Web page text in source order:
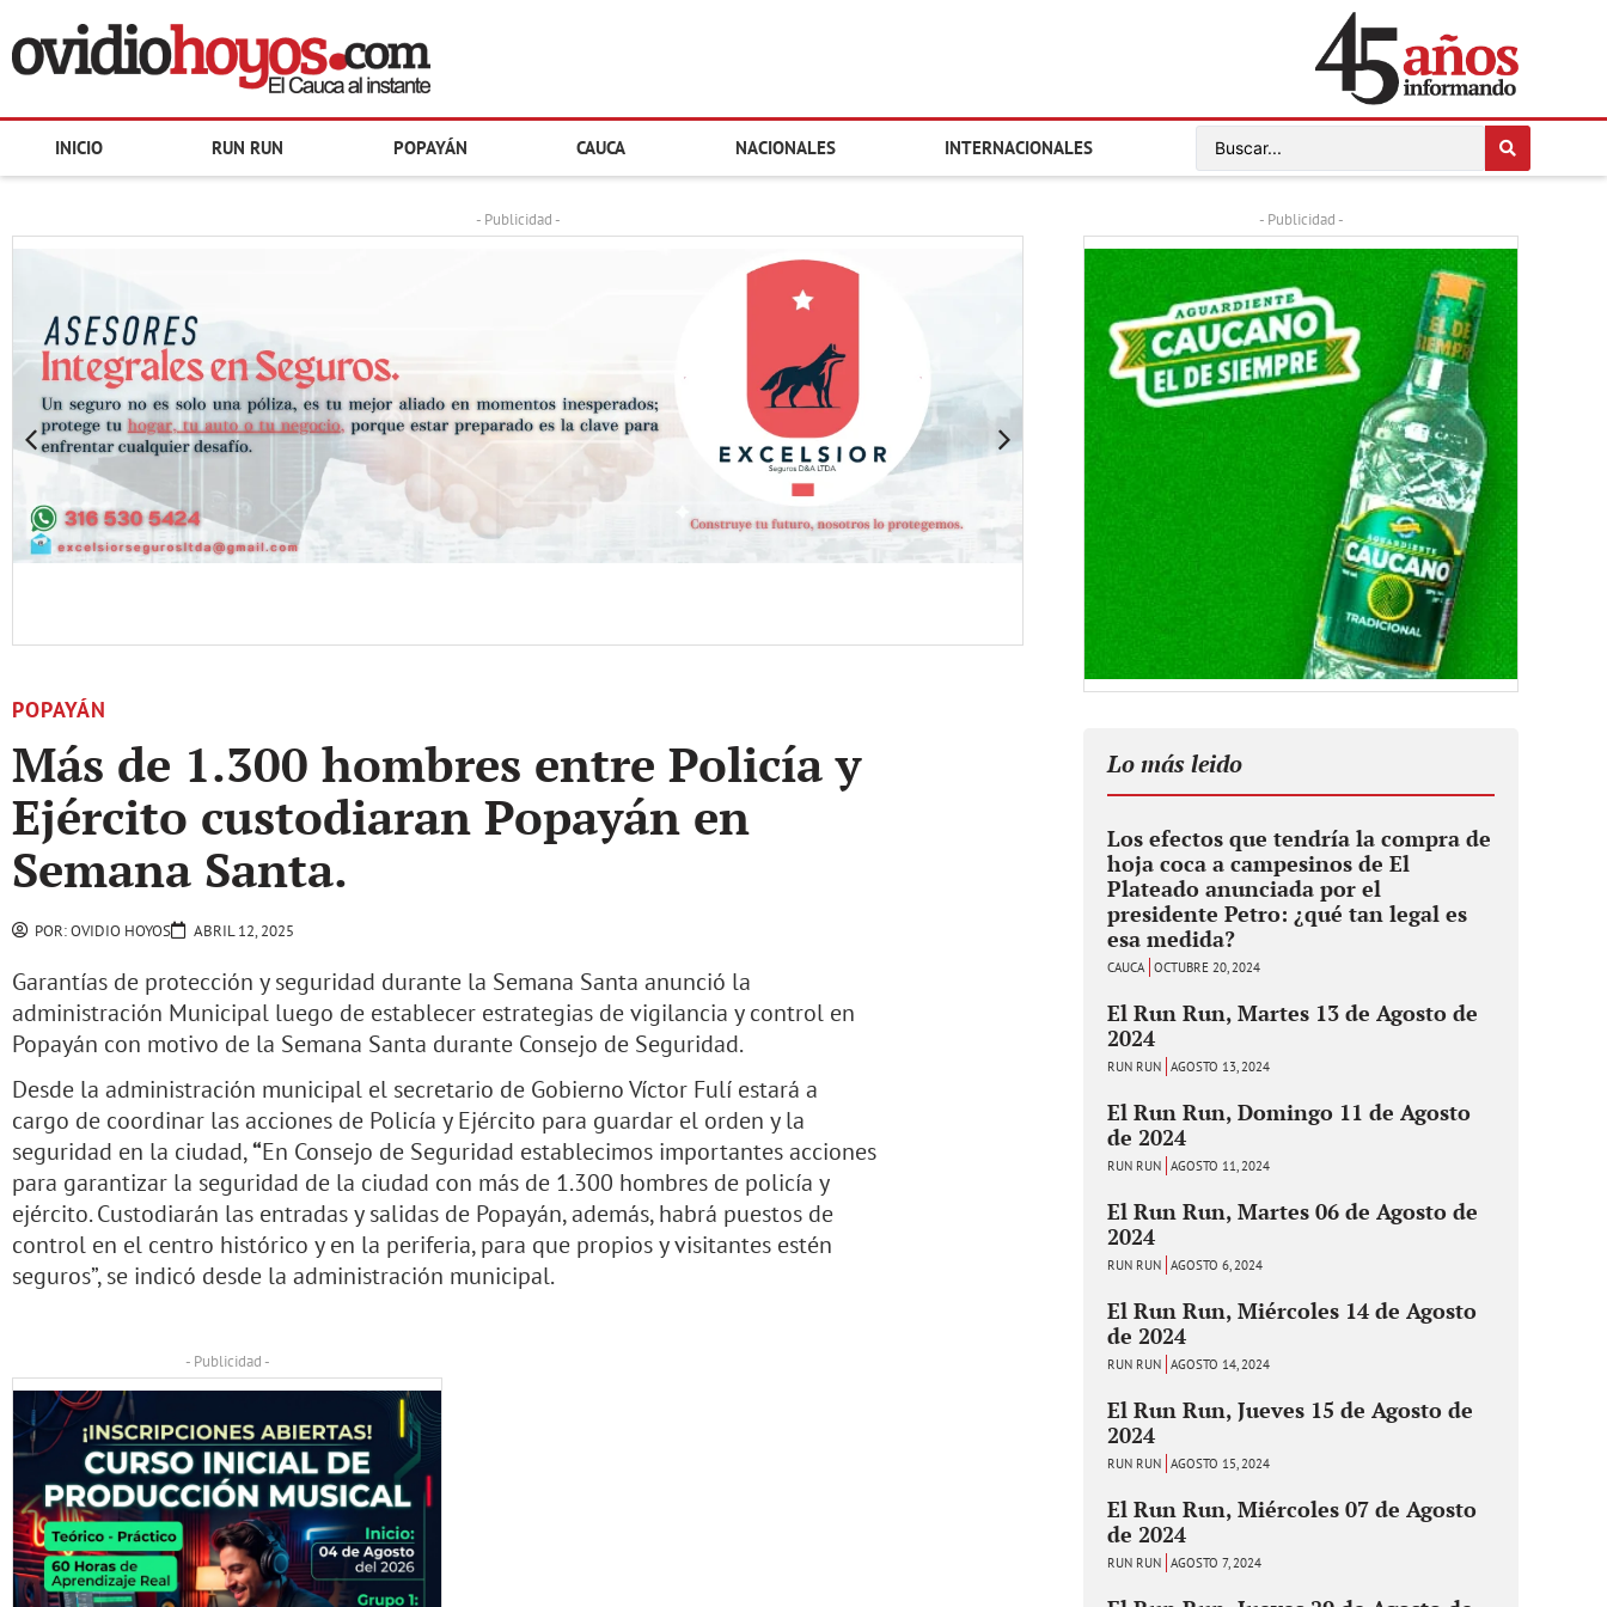
INICIO RUN RUN POPAYÁN CAUCA NACIONALES INTERNACIONALES
- Publicidad -
POPAYÁN
Más de 1.300 hombres entre Policía y
Ejército custodiaran Popayán en
Semana Santa.
POR:OVIDIO HOYOS ABRIL 12, 2025
Garantías de protección y seguridad durante la Semana Santa anunció la
administración Municipal luego de establecer estrategias de vigilancia y control en
Popayán con motivo de la Semana Santa durante Consejo de Seguridad.
Desde la administración municipal el secretario de Gobierno Víctor Fulí estará a
cargo de coordinar las acciones de Policía y Ejército para guardar el orden y la
seguridad en la ciudad,“En Consejo de Seguridad establecimos importantes acciones
para garantizar la seguridad de la ciudad con más de 1.300 hombres de policía y
ejército. Custodiarán las entradas y salidas de Popayán, además, habrá puestos de
control en el centro histórico y en la periferia, para que propios y visitantes estén
seguros”, se indicó desde la administración municipal.
- Publicidad -
- Publicidad -
Lo más leido
Los efectos que tendría la compra de
hoja coca a campesinos de El
Plateado anunciada por el
presidente Petro: ¿qué tan legal es
esa medida?
CAUCA OCTUBRE 20, 2024
El Run Run, Martes 13 de Agosto de
2024
RUN RUN AGOSTO 13, 2024
El Run Run, Domingo 11 de Agosto
de 2024
RUN RUN AGOSTO 11, 2024
El Run Run, Martes 06 de Agosto de
2024
RUN RUN AGOSTO 6, 2024
El Run Run, Miércoles 14 de Agosto
de 2024
RUN RUN AGOSTO 14, 2024
El Run Run, Jueves 15 de Agosto de
2024
RUN RUN AGOSTO 15, 2024
El Run Run, Miércoles 07 de Agosto
de 2024
RUN RUN AGOSTO 7, 2024